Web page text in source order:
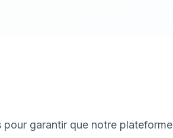
garantir que notre plateforme